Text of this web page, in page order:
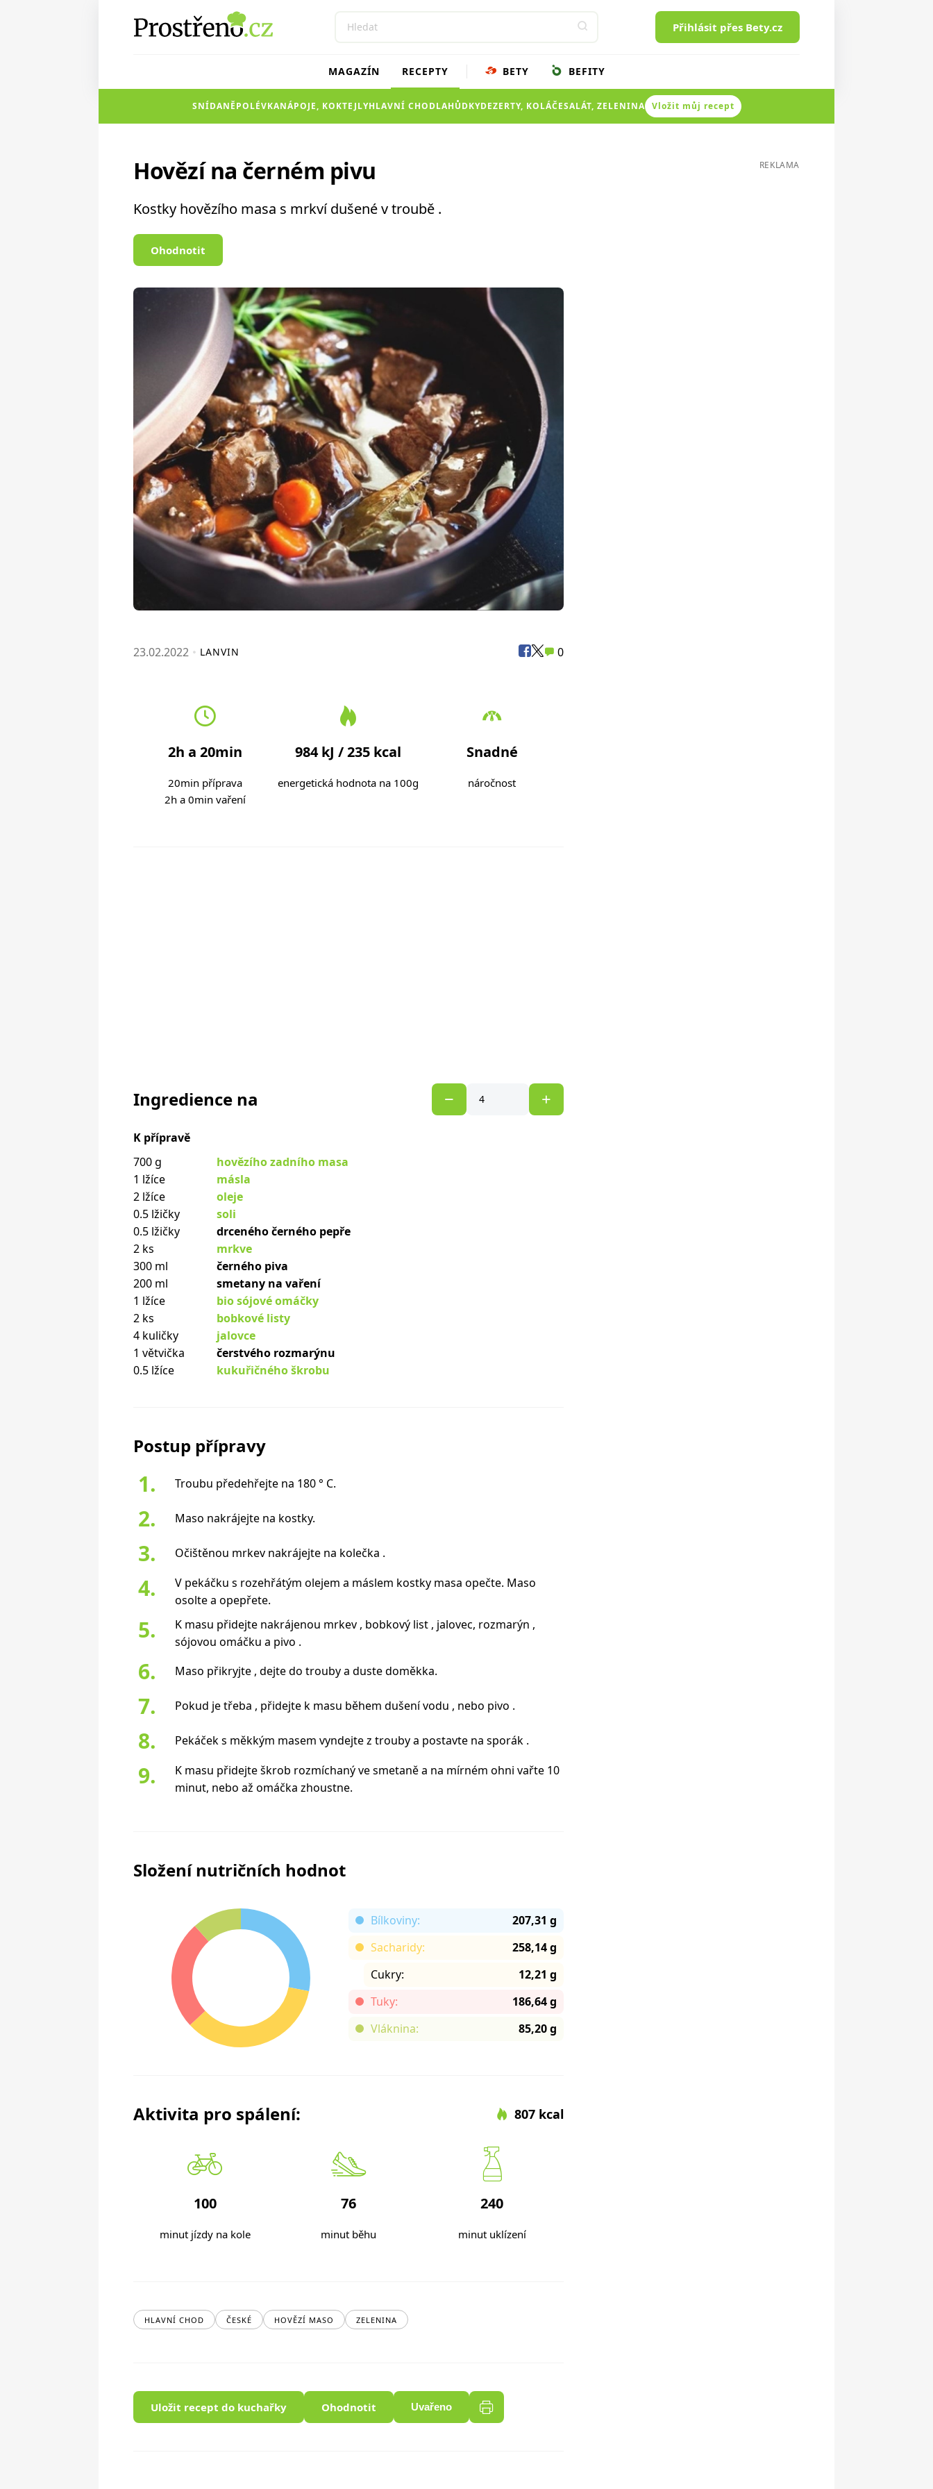
Přihlásit přes Bety.cz
MAGAZÍN RECEPTY BETY BEFITY
SNÍDANĚPOLÉVKANÁPOJE, KOKTEJLYHLAVNÍ CHODLAHŮDKYDEZERTY, KOLÁČESALÁT, ZELENINA Vložit můj recept
Hovězí na černém pivu
Kostky hovězího masa s mrkví dušené v troubě .
Ohodnotit
23.02.2022 LANVIN 0
2h a 20min
20min příprava
2h a 0min vaření
984 kJ / 235 kcal
energetická hodnota na 100g
Snadné
náročnost
Ingredience na
K přípravě
700 g
hovězího zadního masa
1 lžíce
másla
2 lžíce
oleje
0.5 lžičky
soli
0.5 lžičky
drceného černého pepře
2 ks
mrkve
300 ml
černého piva
200 ml
smetany na vaření
1 lžíce
bio sójové omáčky
2 ks
bobkové listy
4 kuličky
jalovce
1 větvička
čerstvého rozmarýnu
0.5 lžíce
kukuřičného škrobu
Postup přípravy
Troubu předehřejte na 180 ° C.
Maso nakrájejte na kostky.
Očištěnou mrkev nakrájejte na kolečka .
V pekáčku s rozehřátým olejem a máslem kostky masa opečte. Maso
osolte a opepřete.
K masu přidejte nakrájenou mrkev , bobkový list , jalovec, rozmarýn ,
sójovou omáčku a pivo .
Maso přikryjte , dejte do trouby a duste doměkka.
Pokud je třeba , přidejte k masu během dušení vodu , nebo pivo .
Pekáček s měkkým masem vyndejte z trouby a postavte na sporák .
K masu přidejte škrob rozmíchaný ve smetaně a na mírném ohni vařte 10
minut, nebo až omáčka zhoustne.
Složení nutričních hodnot
Bílkoviny:
207,31 g
Sacharidy:
258,14 g
Cukry:
12,21 g
Tuky:
186,64 g
Vláknina:
85,20 g
Aktivita pro spálení: 807 kcal
100
minut jízdy na kole
76
minut běhu
240
minut uklízení
HLAVNÍ CHOD ČESKÉ HOVĚZÍ MASO ZELENINA
Uložit recept do kuchařky Ohodnotit Uvařeno
REKLAMA